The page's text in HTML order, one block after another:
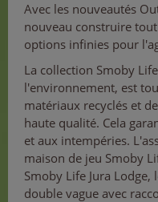
Avec les nouveautés
nouveau construire
options infinies pour
La collection Smoby
l'environnement, est
matériaux recyclés et
haute qualité. Cela
et aux intempéries.
maison de jeu Smoby
Smoby Life Jura Lodge,
double vague avec